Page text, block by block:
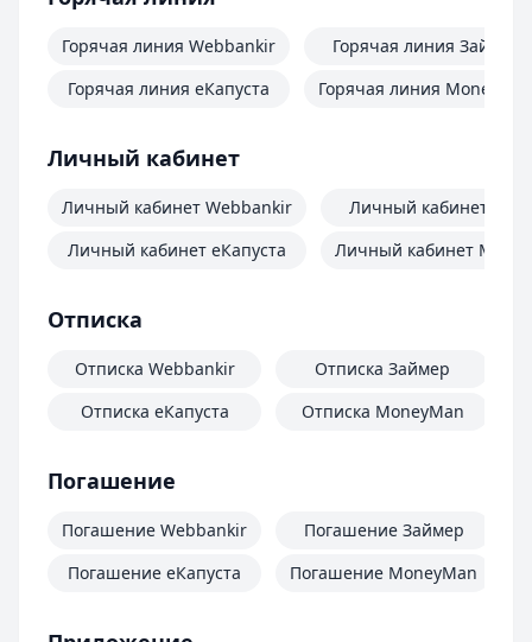
Горячая линия Webbankir
Горячая линия еКапуста
Горячая линия Займер
Горячая линия
Личный кабинет
Личный кабинет Webbankir
Личный кабинет еКапуста
Личный кабинет
Личный кабинет
Отписка
Отписка Webbankir
Отписка еКапуста
Отписка Займер
Отписка MoneyMan
Погашение
Погашение Webbankir
Погашение еКапуста
Погашение Займер
Погашение MoneyMan